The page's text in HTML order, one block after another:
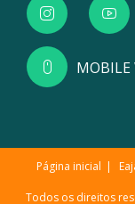
MOBILE
Página inicial
Todos os direitos